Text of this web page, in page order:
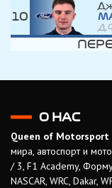
10
О НАС
Queen of Motorsport
мира, автоспорт и
/ 3, F1 Academy,
NASCAR, WRC, Dakar,